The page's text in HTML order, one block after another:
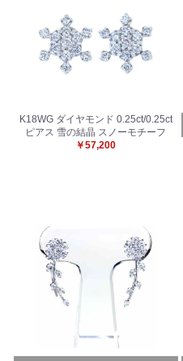
K18WG ダイヤモンド 0.25ct/0.25ct
ピアス 雪の結晶 スノーモチーフ
￥57,200